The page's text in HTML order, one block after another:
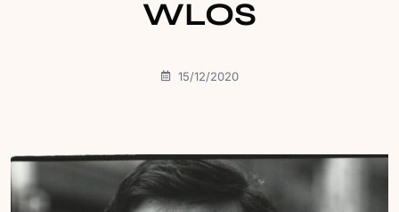
WLOS
15/12/2020